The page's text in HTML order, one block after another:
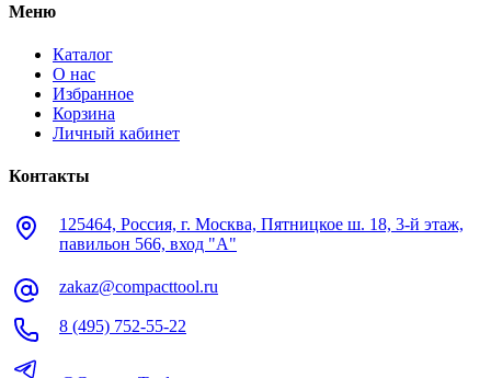
Меню
Каталог
О нас
Избранное
Корзина
Личный кабинет
Контакты
125464, Россия, г. Москва, Пятницкое ш. 18, 3-й этаж,
павильон 566, вход "А"
zakaz@compacttool.ru
8 (495) 752-55-22